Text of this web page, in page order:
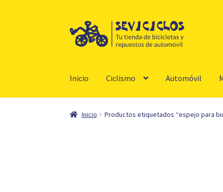
Ir
a
Ir
al
Inicio Ciclismo Automóvil
Inicio Productos etiquetados “espejo para